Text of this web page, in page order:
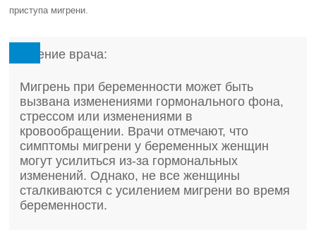
приступа мигрени.
Мнение врача:
Мигрень при беременности может быть
вызвана изменениями гормонального фона,
стрессом или изменениями в
кровообращении. Врачи отмечают, что
симптомы мигрени у беременных женщин
могут усилиться из-за гормональных
изменений. Однако, не все женщины
сталкиваются с усилением мигрени во время
беременности.